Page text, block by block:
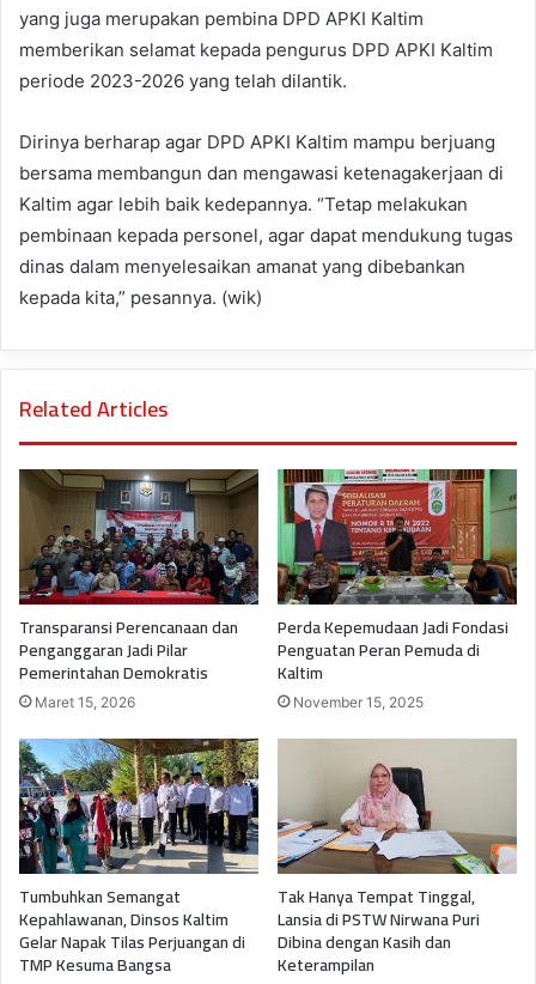
yang juga merupakan pembina DPD APKI Kaltim
memberikan selamat kepada pengurus DPD APKI Kaltim
periode 2023-2026 yang telah dilantik.
Dirinya berharap agar DPD APKI Kaltim mampu berjuang
bersama membangun dan mengawasi ketenagakerjaan di
Kaltim agar lebih baik kedepannya. “Tetap melakukan
pembinaan kepada personel, agar dapat mendukung tugas
dinas dalam menyelesaikan amanat yang dibebankan
kepada kita,” pesannya. (wik)
Related Articles
Transparansi Perencanaan dan
Penganggaran Jadi Pilar
Pemerintahan Demokratis
Maret 15, 2026
Perda Kepemudaan Jadi Fondasi
Penguatan Peran Pemuda di
Kaltim
November 15, 2025
Tumbuhkan Semangat
Kepahlawanan, Dinsos Kaltim
Gelar Napak Tilas Perjuangan di
TMP Kesuma Bangsa
Tak Hanya Tempat Tinggal,
Lansia di PSTW Nirwana Puri
Dibina dengan Kasih dan
Keterampilan